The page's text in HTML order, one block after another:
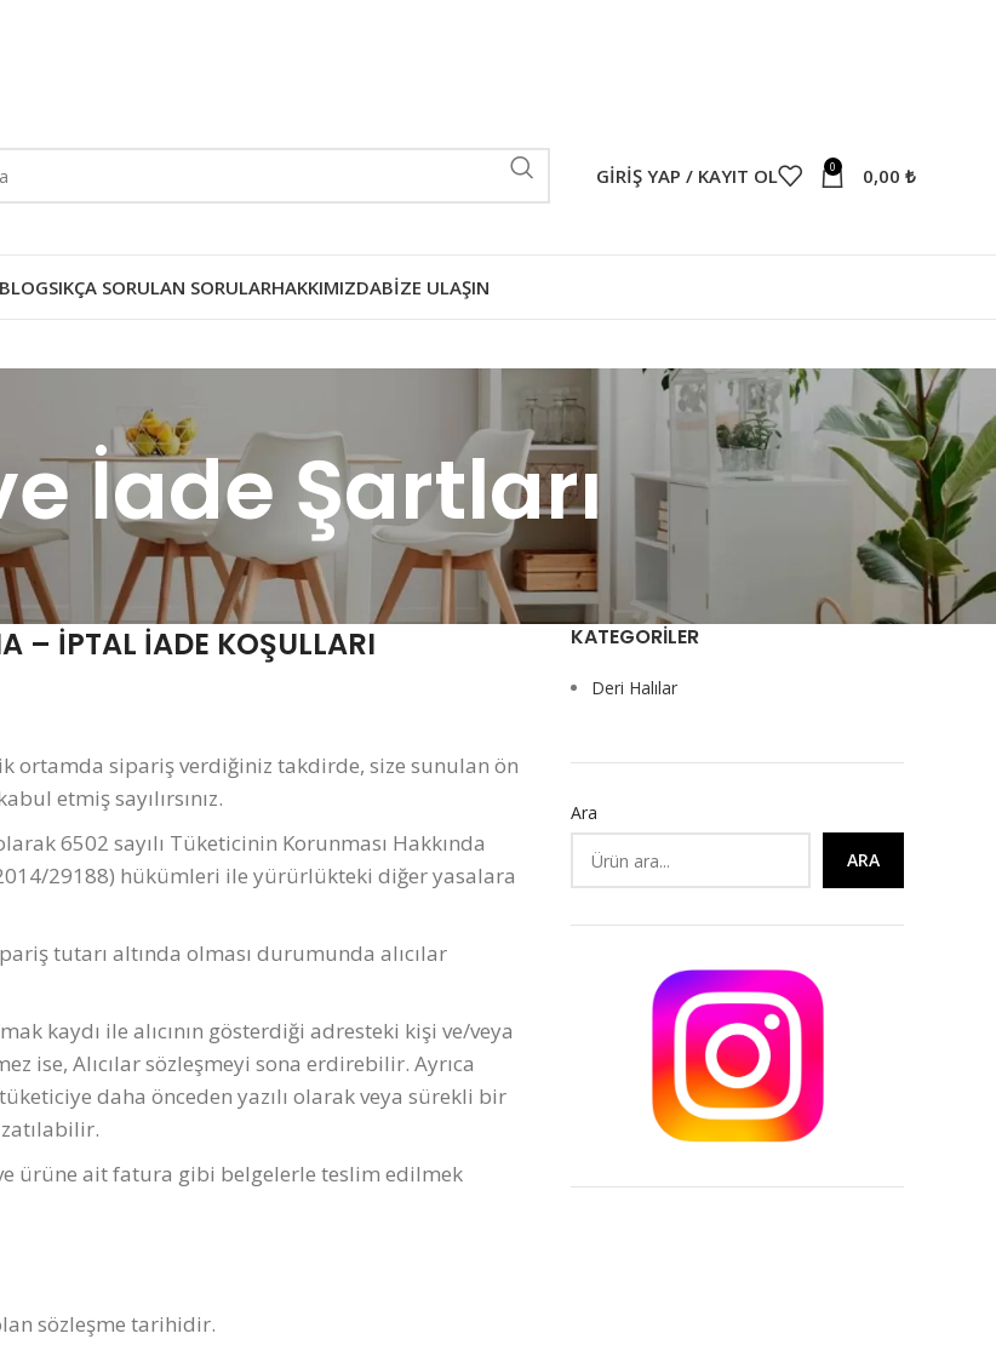
GIRIŞ YAP / KAYIT OL 0 0,00 ₺
BLOGSIKÇA SORULAN SORULARHAKKIMIZDABIZE ULAŞIN
İade Şartları
– İPTAL İADE KOŞULLARI
ortamda sipariş verdiğiniz takdirde, size sunulan ön
etmiş sayılırsınız.
6502 sayılı Tüketicinin Korunması Hakkında
29188) hükümleri ile yürürlükteki diğer yasalara
tutarı altında olması durumunda alıcılar
kaydı ile alıcının gösterdiği adresteki kişi ve/veya
ise, Alıcılar sözleşmeyi sona erdirebilir. Ayrıca
daha önceden yazılı olarak veya sürekli bir
ürüne ait fatura gibi belgelerle teslim edilmek
sözleşme tarihidir.
KATEGORILER
Deri Halılar
Ara
ARA